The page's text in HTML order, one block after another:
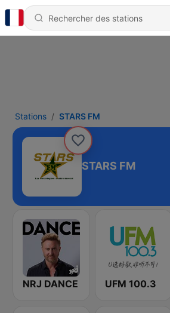
Stations STARS FM
STARS FM
NRJ DANCE UFM 100.3